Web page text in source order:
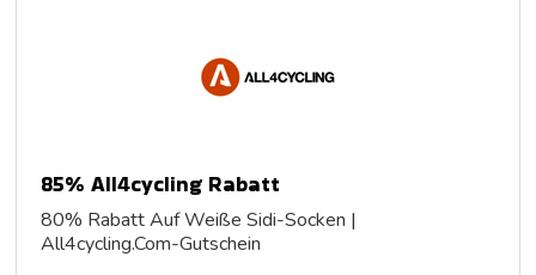
85% All4cycling Rabatt
80% Rabatt Auf Weiße Sidi-Socken |
All4cycling.Com-Gutschein